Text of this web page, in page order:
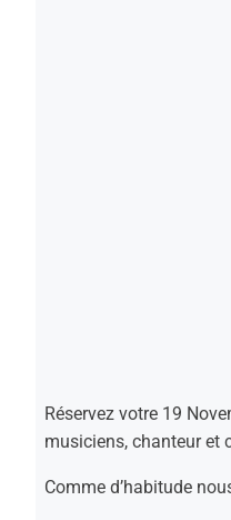
Réservez votre 19
musiciens, chanteur et
Comme d’habitude